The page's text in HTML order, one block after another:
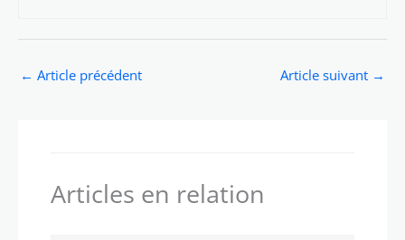
← Article précédent Article suivant →
Articles en relation